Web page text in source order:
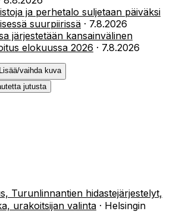
ja perhetalo suljetaan päiväksi
suurpiirissä · 7.8.2026
järjestetään kansainvälinen
elokuussa 2026 · 7.8.2026
vaihda kuva
jutusta
Turunlinnantien hidastejärjestelyt,
urakoitsijan valinta · Helsingin